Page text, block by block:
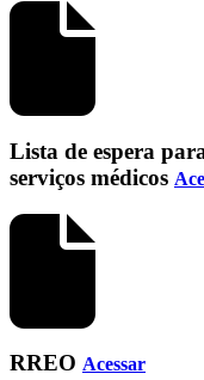
Lista de espera
serviços médicos
RREO Acessar